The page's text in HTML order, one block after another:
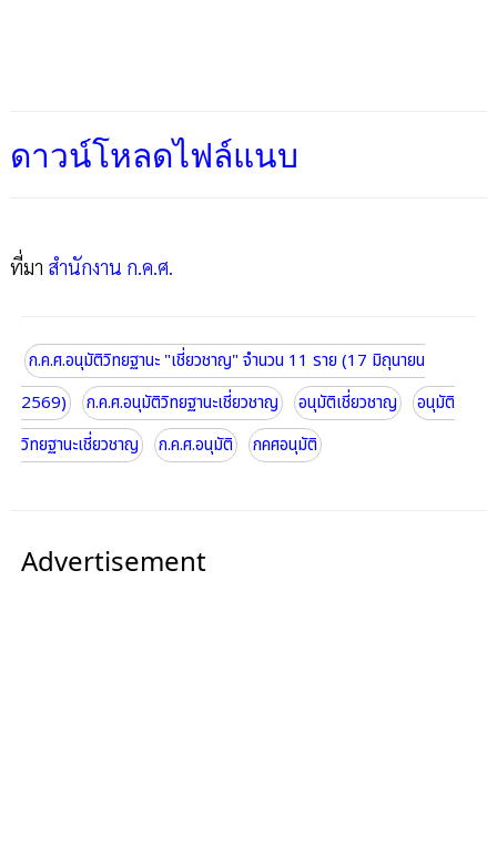
ดาวน์โหลดไฟล์แนบ
ที่มา สำนักงาน ก.ค.ศ.
ก.ค.ศ.อนุมัติวิทยฐานะ "เชี่ยวชาญ" จำนวน 11 ราย (17 มิถุนายน
2569)
ก.ค.ศ.อนุมัติวิทยฐานะเชี่ยวชาญ อนุมัติเชี่ยวชาญ
อนุมัติ
วิทยฐานะเชี่ยวชาญ
ก.ค.ศ.อนุมัติ กคศอนุมัติ
Advertisement